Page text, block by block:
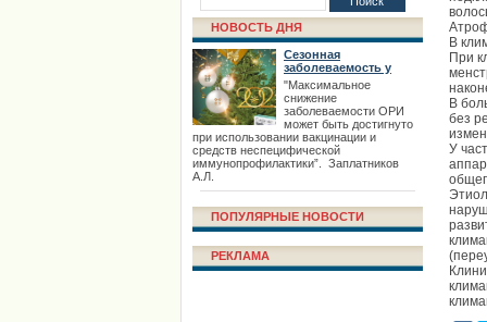
НОВОСТЬ ДНЯ
Сезонная
заболеваемость у
взрослых
"Максимальное
снижение
заболеваемости ОРИ
может быть достигнуто
при использовании вакцинации и
средств неспецифической
иммунопрофилактики”. Заплатников
А.Л.
ПОПУЛЯРНЫЕ НОВОСТИ
РЕКЛАМА
В
При
В
без
У